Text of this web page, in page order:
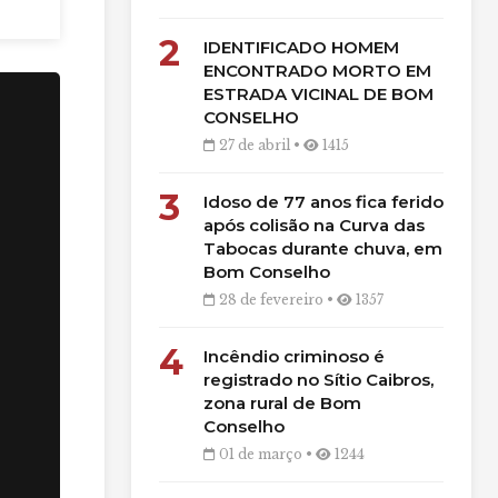
2
IDENTIFICADO HOMEM
ENCONTRADO MORTO EM
ESTRADA VICINAL DE BOM
CONSELHO
27 de abril • 1415
3
Idoso de 77 anos fica ferido
após colisão na Curva das
Tabocas durante chuva, em
Bom Conselho
28 de fevereiro • 1357
4
Incêndio criminoso é
registrado no Sítio Caibros,
zona rural de Bom
Conselho
01 de março • 1244